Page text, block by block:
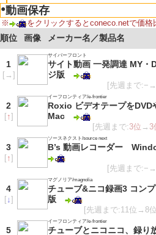
●動画保存
※ をクリックするとconeco.netで価格
順位 画像 メーカー名／製品名
1
[→ ]
サイバーフロント
サイト動画 一発調達 MY・
ジ版
[先週まで
2
[↑]
イーフロンティア/e-frontier
Roxio ビデオテープをDVD
Mac
[先週まで:3位 → 3
3
[↑]
ソースネクスト/source next
B’s 動画レコーダー
[先週まで:−→
4
[↓]
マグノリア/magnolia
チューブ&ニコ録画3 コン
版
[先週まで:11位→8
5
イーフロンティア/e-frontier
チューブとニコニコ、録